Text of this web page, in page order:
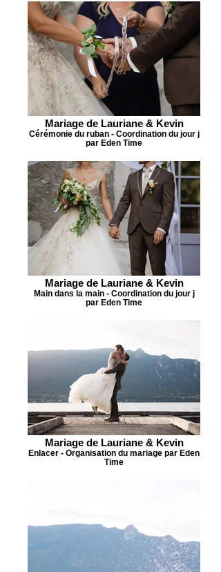
Mariage de Lauriane & Kevin
Cérémonie du ruban - Coordination du jour j
par Eden Time
Mariage de Lauriane & Kevin
Main dans la main - Coordination du jour j
par Eden Time
Mariage de Lauriane & Kevin
Enlacer - Organisation du mariage par Eden
Time